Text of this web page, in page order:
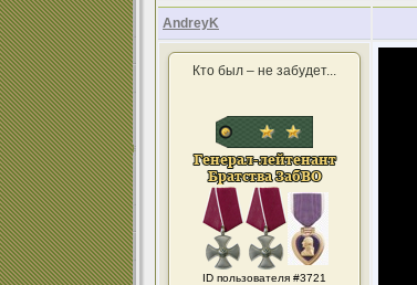
AndreyK
Кто был – не забудет...
ID пользователя #3721